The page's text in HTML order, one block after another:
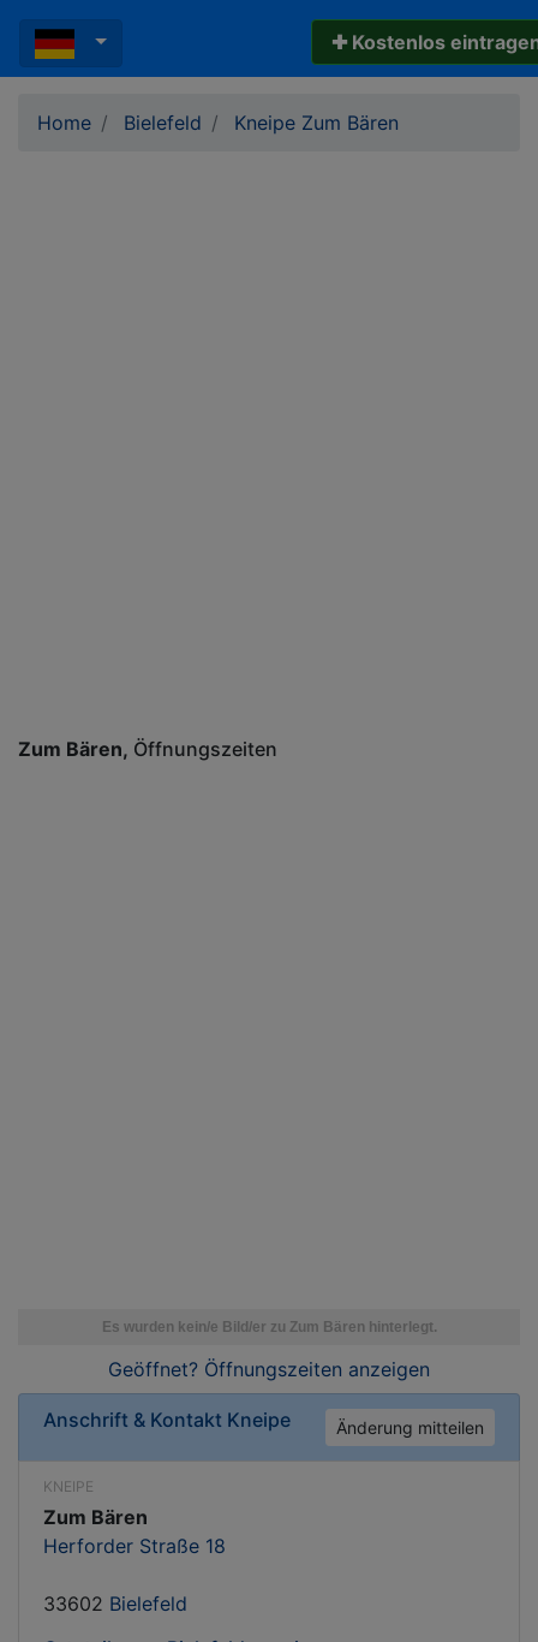
✚ Kostenlos
Home Bielefeld Kneipe Zum Bären
Zum Bären Öffnungszeiten
Geöffnet? Öffnungszeiten anzeigen
Anschrift & Kontakt Kneipe Änderung mitteilen
KNEIPE
Zum Bären
Herforder Straße 18
33602 Bielefeld